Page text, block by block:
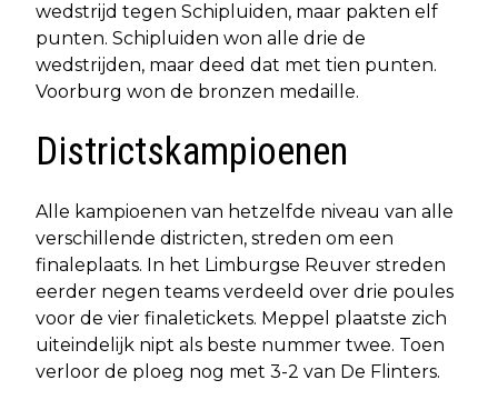
wedstrijd tegen Schipluiden, maar pakten elf
punten. Schipluiden won alle drie de
wedstrijden, maar deed dat met tien punten.
Voorburg won de bronzen medaille.
Districtskampioenen
Alle kampioenen van hetzelfde niveau van alle
verschillende districten, streden om een
finaleplaats. In het Limburgse Reuver streden
eerder negen teams verdeeld over drie poules
voor de vier finaletickets. Meppel plaatste zich
uiteindelijk nipt als beste nummer twee. Toen
verloor de ploeg nog met 3-2 van De Flinters.